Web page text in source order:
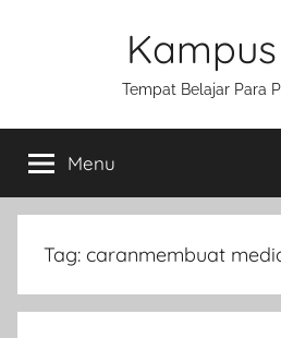
Tempat Belajar Para
Menu
Tag: caranmembuat